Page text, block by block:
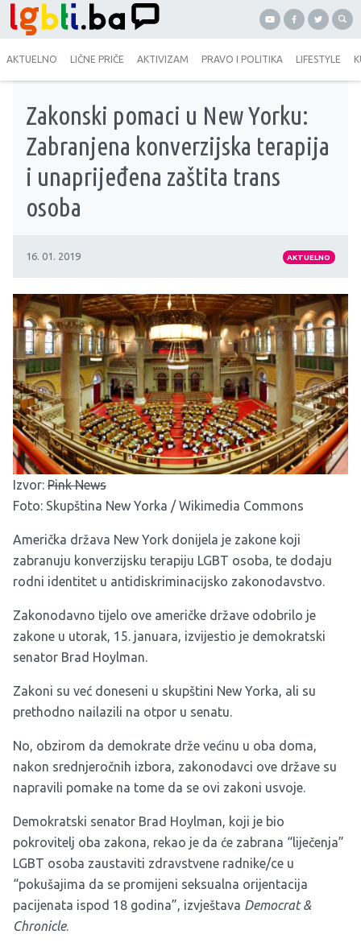
AKTUELNO LIČNE PRIČE AKTIVIZAM PRAVO I POLITIKA LIFESTYLE
Zakonski pomaci u New Yorku:
Zabranjena konverzijska terapija
i unaprijeđena zaštita trans
osoba
16. 01. 2019 AKTUELNO
Izvor: Pink News
Foto: Skupština New Yorka / Wikimedia Commons
Američka država New York donijela je zakone koji
zabranuju konverzijsku terapiju LGBT osoba, te dodaju
rodni identitet u antidiskriminacijsko zakonodavstvo.
Zakonodavno tijelo ove američke države odobrilo je
zakone u utorak, 15. januara, izvijestio je demokratski
senator Brad Hoylman.
Zakoni su već doneseni u skupštini New Yorka, ali su
prethodno nailazili na otpor u senatu.
No, obzirom da demokrate drže većinu u oba doma,
nakon srednjeročnih izbora, zakonodavci ove države su
napravili pomake na tome da se ovi zakoni usvoje.
Demokratski senator Brad Hoylman, koji je bio
pokrovitelj oba zakona, rekao je da će zabrana “liječenja”
LGBT osoba zaustaviti zdravstvene radnike/ce u
“pokušajima da se promijeni seksualna orijentacija
pacijenata ispod 18 godina”, izvještava Democrat &
Chronicle.